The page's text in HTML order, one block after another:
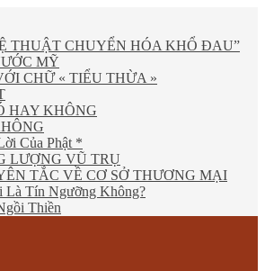
THUẬT CHUYỂN HÓA KHỔ ĐAU”
MỸ
CHỮ « TIỂU THỪA »
HAY KHÔNG
Của Phật *
LƯỢNG VŨ TRỤ
TẮC VỀ CƠ SỞ THƯƠNG MẠI
Là Tín Ngưỡng Không?
Thiền